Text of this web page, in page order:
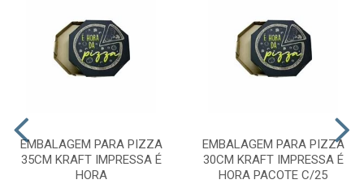
EMBALAGEM PARA PIZZA
35CM KRAFT IMPRESSA É
HORA
EMBALAGEM PARA PIZZA
30CM KRAFT IMPRESSA É
HORA PACOTE C/25